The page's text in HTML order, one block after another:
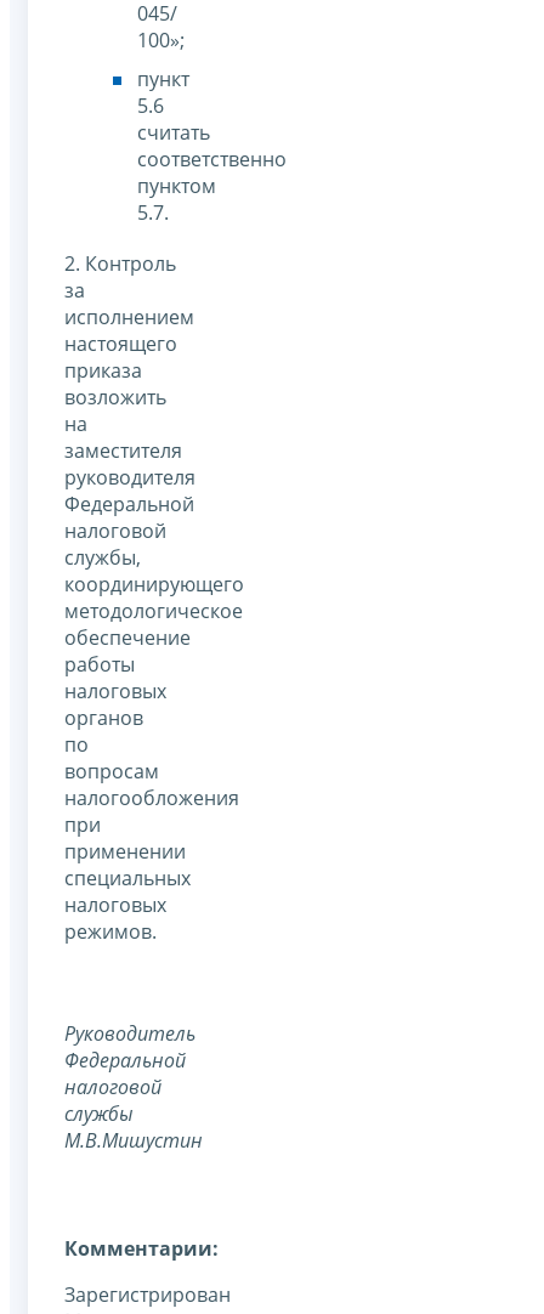
045/
100»;
пункт
5.6
считать
соответственно
пунктом
5.7.
2. Контроль
за
исполнением
настоящего
приказа
возложить
на
заместителя
руководителя
Федеральной
налоговой
службы,
координирующего
методологическое
обеспечение
работы
налоговых
органов
по
вопросам
налогообложения
при
применении
специальных
налоговых
режимов.
Руководитель
Федеральной
налоговой
службы
М.В.Мишустин
Комментарии:
Зарегистрирован